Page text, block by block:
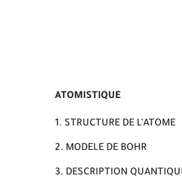
ATOMISTIQUE
STRUCTURE DE L’ATOME
MODELE DE BOHR
DESCRIPTION